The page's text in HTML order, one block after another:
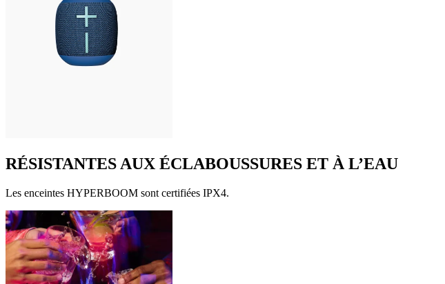
RÉSISTANTES AUX ÉCLABOUSSURES ET À L’EAU
Les enceintes HYPERBOOM sont certifiées IPX4.